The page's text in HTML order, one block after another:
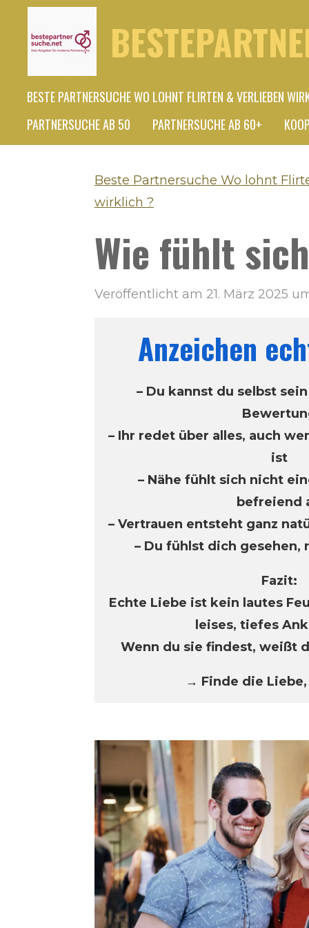
Hauptinhalt
BESTE PARTNERSUCHE WO LOHNT FLIRTEN & VERLIEBEN
PARTNERSUCHE AB 50
PARTNERSUCHE AB 60+
Beste Partnersuche Wo lohnt
wirklich ?
Wie fühlt
Veröffentlicht am 21. März 2025
Anzeichen
– Du kannst du selbst
– Ihr redet über alles, auch
ist
– Nähe fühlt sich nicht
befreiend
– Vertrauen entsteht ganz
– Du fühlst dich
Fazit:
Echte Liebe ist kein lautes
leises, tiefes
Wenn du sie findest, weißt
→ Finde die